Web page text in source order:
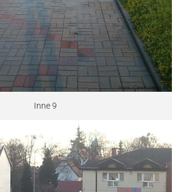
Inne 9